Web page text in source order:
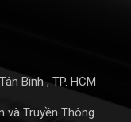
Bình , TP. HCM
và Truyền Thông